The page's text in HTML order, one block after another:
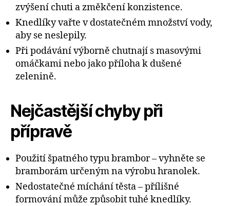
zvýšení chuti a změkčení konzistence.
Knedlíky vařte v dostatečném množství vody,
aby se neslepily.
Při podávání výborně chutnají s masovými
omáčkami nebo jako příloha k dušené
zelenině.
Nejčastější chyby při
přípravě
Použití špatného typu brambor – vyhněte se
bramborám určeným na výrobu hranolek.
Nedostatečné míchání těsta – přílišné
formování může způsobit tuhé knedlíky.